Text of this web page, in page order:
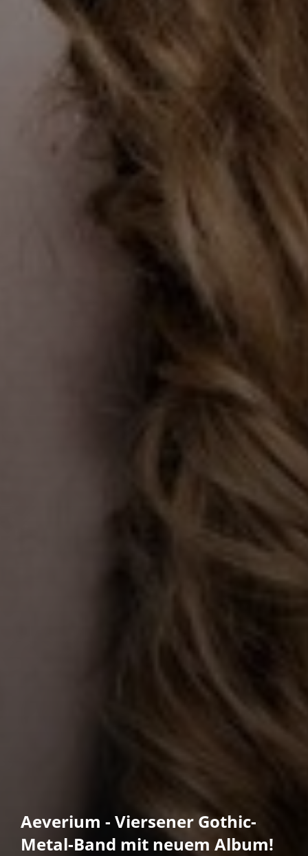
Aeverium - Viersener Gothic-
Metal-Band mit neuem Album!